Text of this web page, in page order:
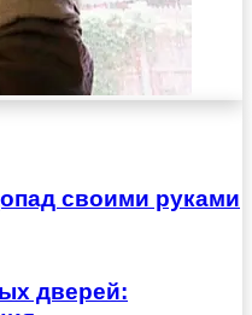
своими руками
дверей: